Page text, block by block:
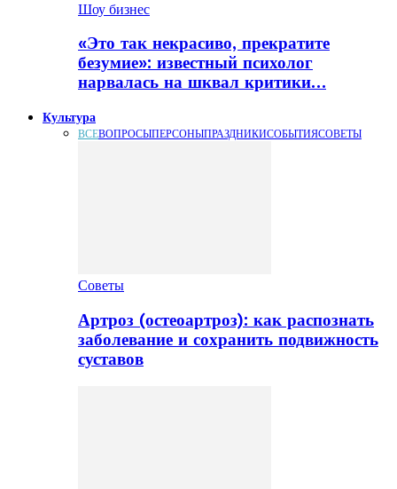
Шоу бизнес
«Это так некрасиво, прекратите
безумие»: известный психолог
нарвалась на шквал критики…
Культура
ВСЕВОПРОСЫПЕРСОНЫПРАЗДНИКИСОБЫТИЯСОВЕТЫ
Советы
Артроз (остеоартроз): как распознать
заболевание и сохранить подвижность
суставов